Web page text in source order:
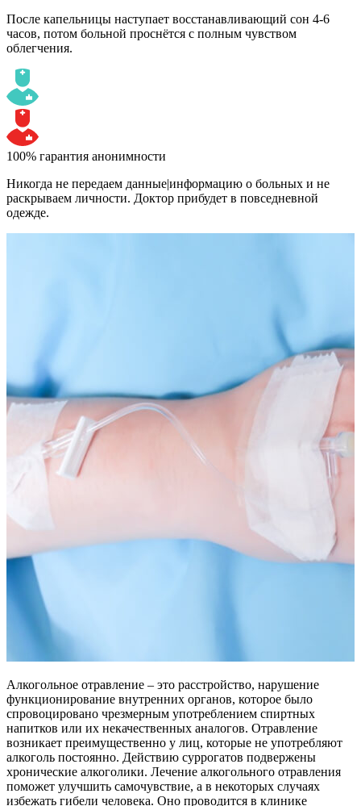
После капельницы наступает восстанавливающий сон 4-6
часов, потом больной проснётся с полным чувством
облегчения.
100% гарантия анонимности
Никогда не передаем данные|информацию о больных и не
раскрываем личности. Доктор прибудет в повседневной
одежде.
Алкогольное отравление – это расстройство, нарушение
функционирование внутренних органов, которое было
спровоцировано чрезмерным употреблением спиртных
напитков или их некачественных аналогов. Отравление
возникает преимущественно у лиц, которые не употребляют
алкоголь постоянно. Действию суррогатов подвержены
хронические алкоголики. Лечение алкогольного отравления
поможет улучшить самочувствие, а в некоторых случаях
избежать гибели человека. Оно проводится в клинике